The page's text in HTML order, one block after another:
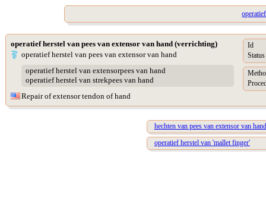
operatief herstel van pees van extensor van hand (verrichting)
operatief herstel van pees van extensor van hand
operatief herstel van extensorpees van hand
operatief herstel van strekpees van hand
Repair of extensor tendon of hand
Id
Status
hechten van pees van extensor van hand
operatief herstel van 'mallet finger'